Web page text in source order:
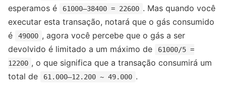
esperamos é
61000–38400 = 22600 . Mas quando você
executar esta transação, notará que o gás consumido
é
49000 , agora você percebe que o gás a ser
devolvido é limitado a um máximo de
61000/5 =
12200 , o que significa que a transação consumirá um
total de
61.000–12.200 ~ 49.000 .